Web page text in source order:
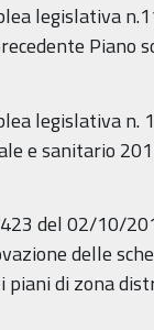
legislativa
Piano
legislativa n.
e sanitario
del 02/10/
delle
piani di zona